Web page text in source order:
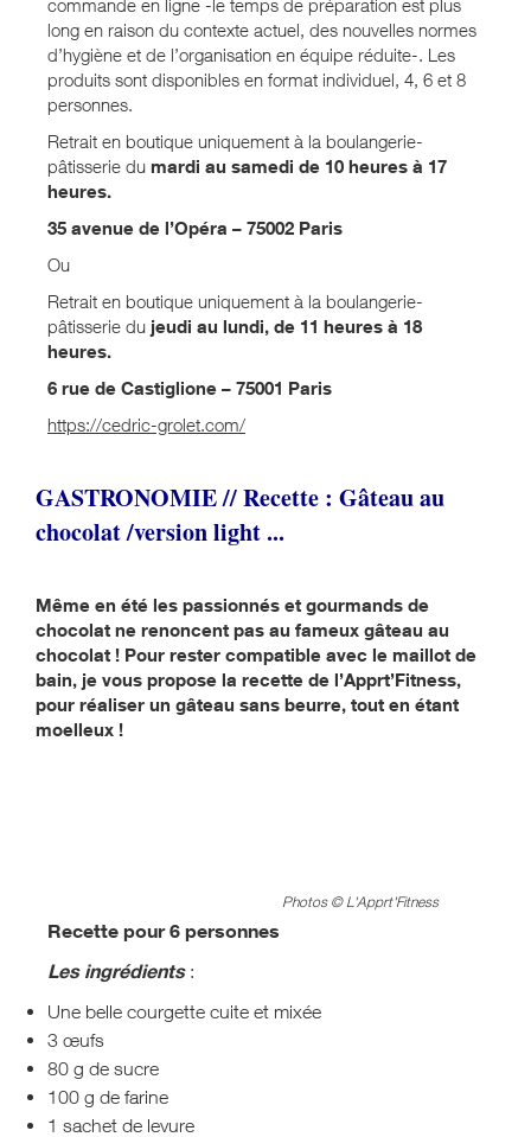
commande en ligne -le temps de préparation est plus
long en raison du contexte actuel, des nouvelles normes
d’hygiène et de l’organisation en équipe réduite-. Les
produits sont disponibles en format individuel, 4, 6 et 8
personnes.
Retrait en boutique uniquement à la boulangerie-
pâtisserie du mardi au samedi de 10 heures à 17
heures.
35 avenue de l’Opéra – 75002 Paris
Ou
Retrait en boutique uniquement à la boulangerie-
pâtisserie du jeudi au lundi, de 11 heures à 18
heures.
6 rue de Castiglione – 75001 Paris
https://cedric-grolet.com/
GASTRONOMIE // Recette : Gâteau au
chocolat /version light ...
Même en été les passionnés et gourmands de
chocolat ne renoncent pas au fameux gâteau au
chocolat ! Pour rester compatible avec le maillot de
bain, je vous propose la recette de l’Apprt’Fitness,
pour réaliser un gâteau sans beurre, tout en étant
moelleux !
Photos © L'Apprt'Fitness
Recette pour 6 personnes
Les ingrédients :
Une belle courgette cuite et mixée
3 œufs
80 g de sucre
100 g de farine
1 sachet de levure